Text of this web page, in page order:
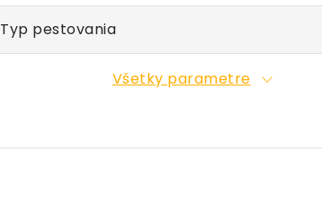
Typ pestovania
Všetky parametre